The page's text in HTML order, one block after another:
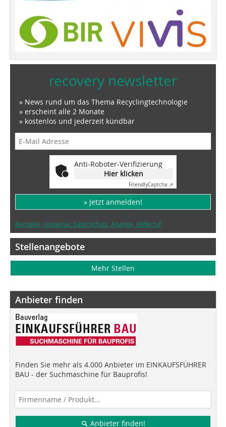
recovery newsletter
» News rund um das Thema Recyclingtechnologie
» erscheint alle 2 Monate
» kostenlos und jederzeit kündbar
Anti-Roboter-Verifizierung
Hier klicken
FriendlyCaptcha ⇗
» Jetzt anmelden!
Beispiele, Hinweise: Datenschutz, Analyse, Widerruf
Stellenangebote
Mehr Stellen
Anbieter finden
Finden Sie mehr als 4.000 Anbieter im EINKAUFSFÜHRER
BAU - der Suchmaschine für Bauprofis!
Anbieter finden!